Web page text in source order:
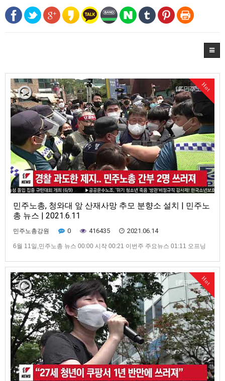
Hot
민주노총, 청와대 앞 산재사망 추모 분향소 설치 | 민주노
총 뉴스 | 2021.6.11
민주노총강원 0 416435 2021.06.14
6월 11일,민주노총 뉴스 00:00 시작 00:21 이번주 주요뉴스 01:11 오프닝
자대회 투쟁 선포 기자회견 개최 07:12 민주노총, 민주당·정의당 원내대표
면담 09:11 민주노총, 산재사망 노동자 추모분향소 설치 10:37 가맹산하 소
식 14:23 클로징
Hot